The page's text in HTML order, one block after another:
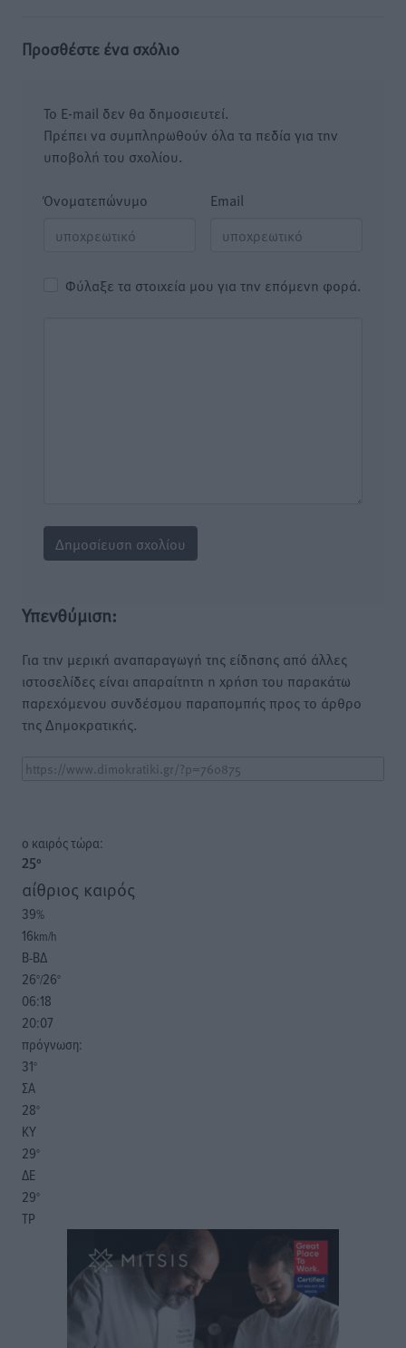
Προσθέστε ένα σχόλιο
Το E-mail δεν θα δημοσιευτεί.
Πρέπει να συμπληρωθούν όλα τα πεδία για την
υποβολή του σχολίου.
Όνοματεπώνυμο Email
Φύλαξε τα στοιχεία μου για την επόμενη φορά.
Υπενθύμιση:
Για την μερική αναπαραγωγή της είδησης από άλλες
ιστοσελίδες είναι απαραίτητη η χρήση του παρακάτω
παρεχόμενου συνδέσμου παραπομπής προς το άρθρο
της Δημοκρατικής.
o καιρός τώρα:
25°
αίθριος καιρός
39%
16km/h
Β-ΒΔ
26°/26°
06:18
20:07
πρόγνωση:
31°
ΣΑ
28°
ΚΥ
29°
ΔΕ
29°
ΤΡ